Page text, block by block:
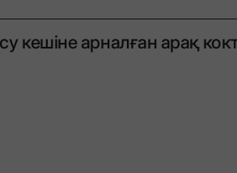
кешіне арналған арақ